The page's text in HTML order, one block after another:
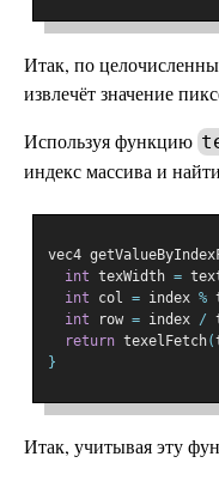
Итак, по
извлечёт значение
Используя функцию
индекс массива и
vec4
int texWidth =
int col = index %
int row = index /
return texelFetch(
}
Итак, учитывая эту